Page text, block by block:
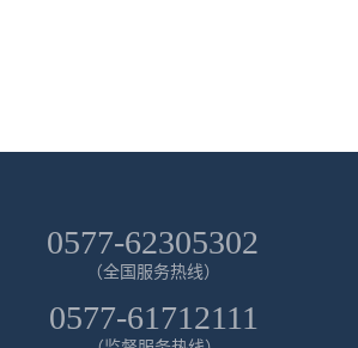
0577-62305302
（全国服务热线）
0577-61712111